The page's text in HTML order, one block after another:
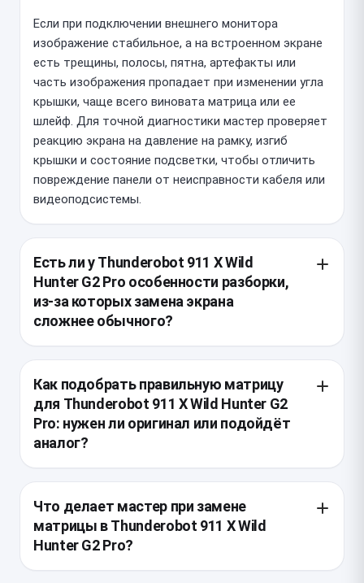
Если при подключении внешнего монитора
изображение стабильное, а на встроенном экране
есть трещины, полосы, пятна, артефакты или
часть изображения пропадает при изменении угла
крышки, чаще всего виновата матрица или ее
шлейф. Для точной диагностики мастер проверяет
реакцию экрана на давление на рамку, изгиб
крышки и состояние подсветки, чтобы отличить
повреждение панели от неисправности кабеля или
видеоподсистемы.
Есть ли у Thunderobot 911 X Wild
Hunter G2 Pro особенности разборки,
из-за которых замена экрана
сложнее обычного?
рамки, поэтому важно аккуратно снимать
декоративную окантовку, не повредив защёлки и
не перегнув шлейф. Также нужно учитывать
крепление петлей и прокладку кабеля по крышке,
чтобы после сборки не появилось перетирание или
залом при открытии ноутбука.
Как подобрать правильную матрицу
для Thunderobot 911 X Wild Hunter G2
Pro: нужен ли оригинал или подойдёт
аналог?
панели и параметров частоты обновления, если
установлен игровой экран. Оригинальная матрица
обычно даёт предсказуемую совместимость, но
качественный аналог допустим только при полном
Что делает мастер при замене
матрицы в Thunderobot 911 X Wild
Hunter G2 Pro?